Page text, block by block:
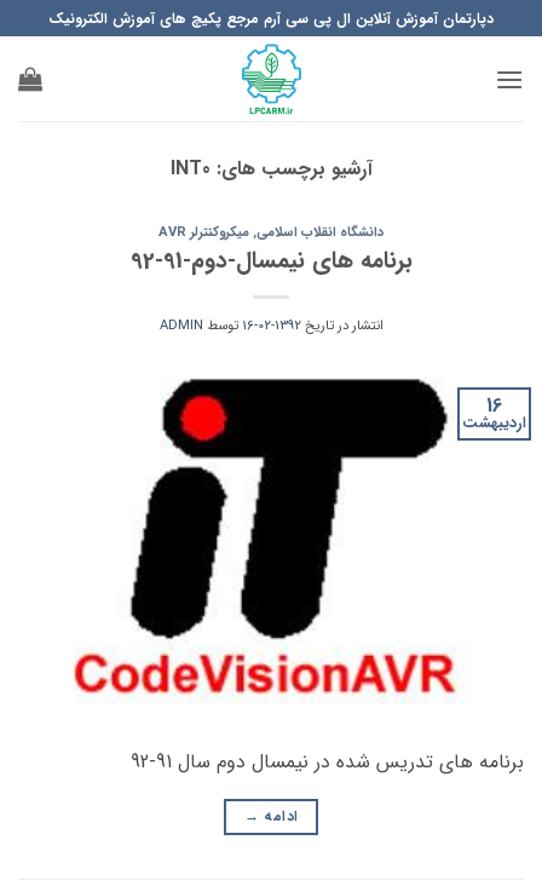
to
content
دپارتمان آموزش آنلاین ال پی سی آرم مرجع پکیچ های آموزش الکترونیک
آرشیو برچسب های: INT0
دانشگاه انقلاب اسلامی,میکروکنترلر AVR
برنامه های نیمسال-دوم-91-92
انتشار در تاریخ1392-02-16 توسط ADMIN
16
اردیبهشت
برنامه های تدریس شده در نیمسال دوم سال 91-92
ادامه →